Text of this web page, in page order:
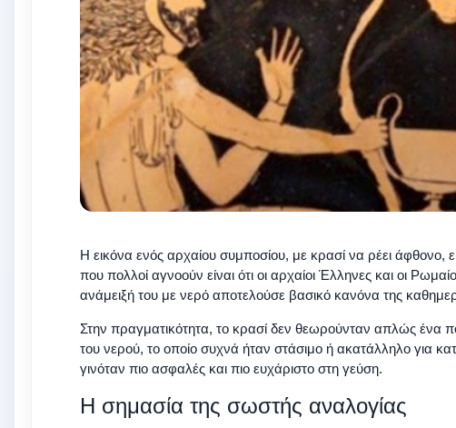
Η εικόνα ενός αρχαίου συμποσίου, με κρασί να ρέει άφθονο,
που πολλοί αγνοούν είναι ότι οι αρχαίοι Έλληνες και οι
ανάμειξή του με νερό αποτελούσε βασικό κανόνα της
Στην πραγματικότητα, το κρασί δεν θεωρούνταν απλώς ένα
του νερού, το οποίο συχνά ήταν στάσιμο ή ακατάλληλο για
γινόταν πιο ασφαλές και πιο ευχάριστο στη γεύση.
Η σημασία της σωστής αναλογίας